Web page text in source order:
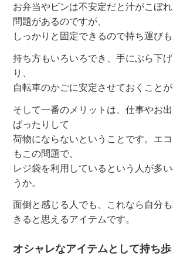
お弁当やビンは不安定だと汁がこぼ
問題があるのですが、
しっかりと固定できるので持ち運びも
持ち方もいろいろでき、手にぶら下
り、
自転車のかごに安定させておくことが
そして一番のメリットは、仕事やお
ばったりして
荷物にならないということです。エ
もこの問題で、
レジ袋を利用しているという人が多
うか。
面倒と感じる人でも、これなら自分
きると思えるアイテムです。
オシャレなアイテムとして持ち